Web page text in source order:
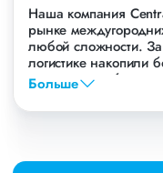
Наша компания
рынке
любой сложности.
логистике накопили
перевезти любые
Осуществляем
таких крупных
Больше